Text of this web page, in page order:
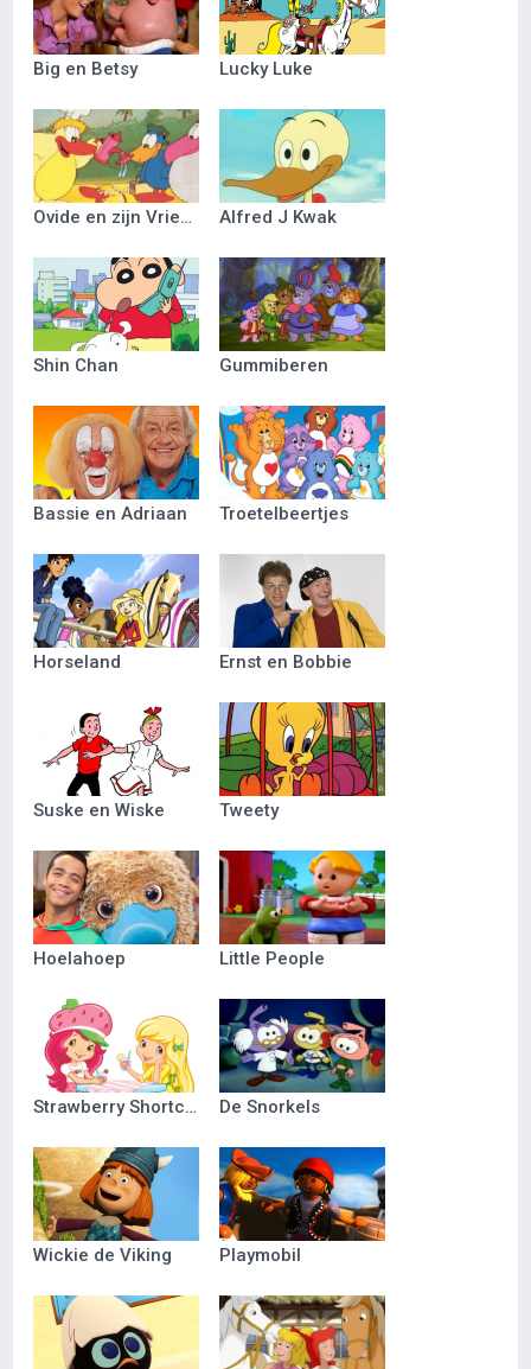
Big en Betsy Lucky Luke
Ovide en zijn Vriendjes Alfred J Kwak
Shin Chan Gummiberen
Bassie en Adriaan Troetelbeertjes
Horseland Ernst en Bobbie
Suske en Wiske Tweety
Hoelahoep Little People
Strawberry Shortcake De Snorkels
Wickie de Viking Playmobil